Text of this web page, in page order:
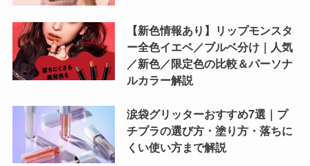
【新色情報あり】リップモンスタ
ー全色イエベ／ブルベ分け｜人気
／新色／限定色の比較＆パーソナ
ルカラー解説
涙袋グリッターおすすめ7選｜プ
チプラの選び方・塗り方・落ちに
くい使い方まで解説